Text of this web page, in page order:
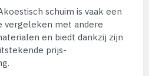
schuim is vaak een
vergeleken met andere
en biedt dankzij zijn
prijs-